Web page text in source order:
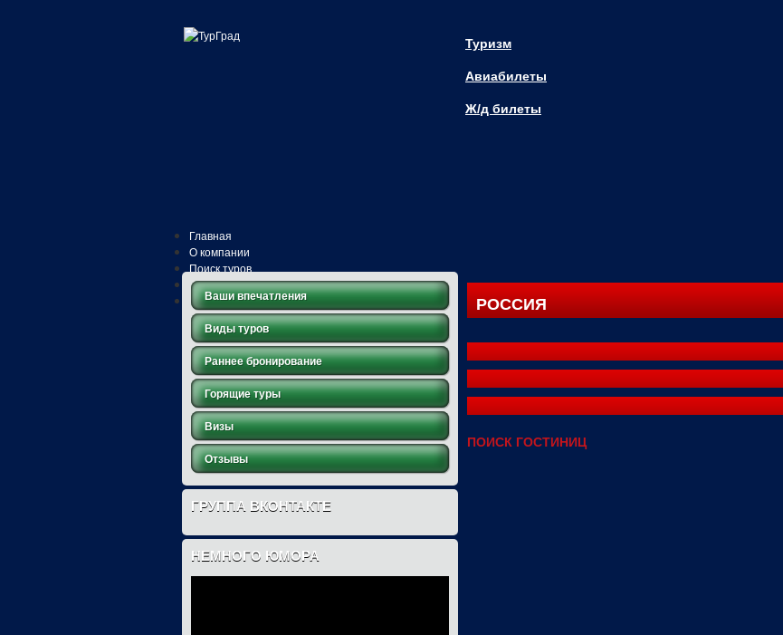
Туризм
Авиабилеты
Ж/д билеты
Главная
О компании
Поиск туров
ОТЗЫВЫ
РОССИЯ
Важная информация
Акции
Контакты
Ваши впечатления
Виды туров
Раннее бронирование
Горящие туры
Визы
Отзывы
ГРУППА ВКОНТАКТЕ
НЕМНОГО ЮМОРА
РОССИЯ
ПОИСК ГОСТИНИЦ